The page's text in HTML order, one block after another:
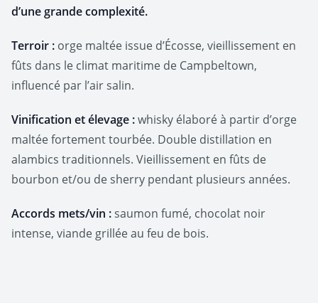
d’une grande complexité.
Terroir : orge maltée issue d’Écosse, vieillissement en
fûts dans le climat maritime de Campbeltown,
influencé par l’air salin.
Vinification et élevage :whisky élaboré à partir d’orge
maltée fortement tourbée. Double distillation en
alambics traditionnels. Vieillissement en fûts de
bourbon et/ou de sherry pendant plusieurs années.
Accords mets/vin :saumon fumé, chocolat noir
intense, viande grillée au feu de bois.